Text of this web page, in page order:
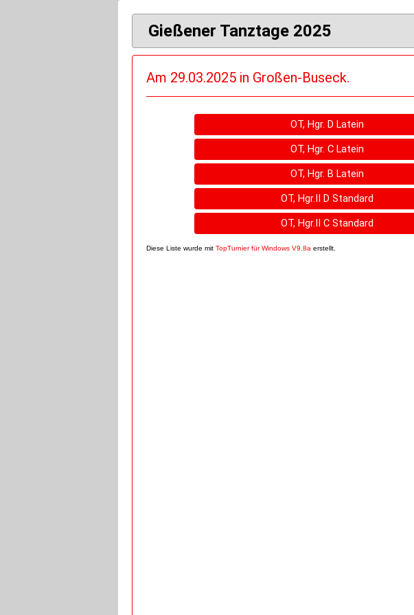
Gießener Tanztage 2025
Am 29.03.2025 in Großen-Buseck.
OT, Hgr. D Latein
OT, Hgr. C Latein
OT, Hgr. B Latein
OT, Hgr.II D Standard
OT, Hgr.II C Standard
Diese Liste wurde mit TopTurnier für Windows V9.8a erstellt.